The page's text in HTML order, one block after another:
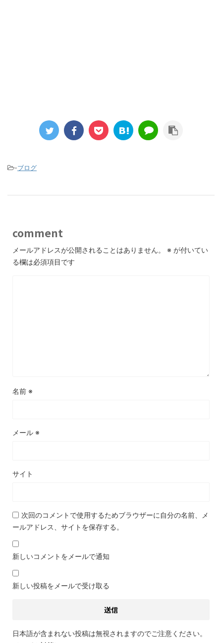
-ブログ
comment
メールアドレスが公開されることはありません。 ※ が付いてい
る欄は必須項目です
名前 ※
メール ※
サイト
次回のコメントで使用するためブラウザーに自分の名前、メ
ールアドレス、サイトを保存する。
新しいコメントをメールで通知
新しい投稿をメールで受け取る
日本語が含まれない投稿は無視されますのでご注意ください。